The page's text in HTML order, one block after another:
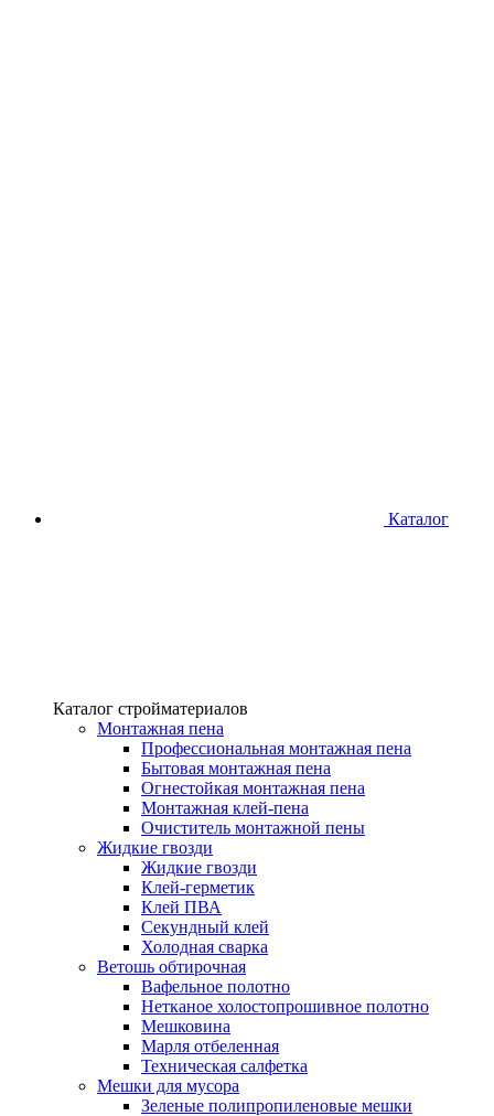
Каталог
Каталог стройматериалов
Монтажная пена
Профессиональная монтажная пена
Бытовая монтажная пена
Огнестойкая монтажная пена
Монтажная клей-пена
Очиститель монтажной пены
Жидкие гвозди
Жидкие гвозди
Клей-герметик
Клей ПВА
Секундный клей
Холодная сварка
Ветошь обтирочная
Вафельное полотно
Нетканое холостопрошивное полотно
Мешковина
Марля отбеленная
Техническая салфетка
Мешки для мусора
Зеленые полипропиленовые мешки